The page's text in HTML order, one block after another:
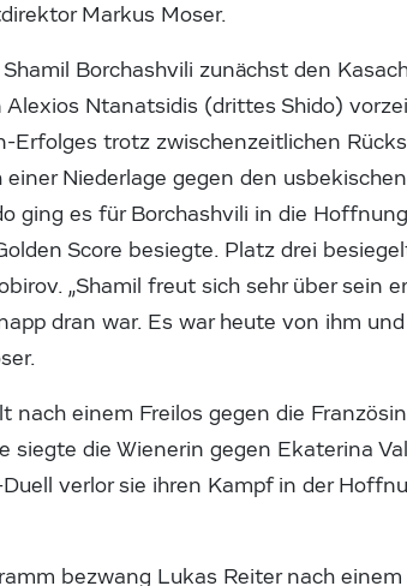
Markus Moser.
Borchashvili zunächst den
Alexios Ntanatsidis (drittes Shido)
Erfolges trotz zwischenzeitlichen
einer Niederlage gegen den
ging es für Borchashvili in die
Score besiegte. Platz drei
„Shamil freut sich sehr über sein
dran war. Es war heute von ihm
nach einem Freilos gegen die
siegte die Wienerin gegen Ekaterina
verlor sie ihren Kampf in der
bezwang Lukas Reiter nach